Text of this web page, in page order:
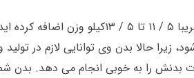
شما در حال حاضر تقریبا ۵ /
بدنش را به خوبی انجام می دهد. بدن شما